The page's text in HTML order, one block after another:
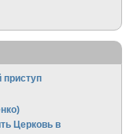
Церковь в